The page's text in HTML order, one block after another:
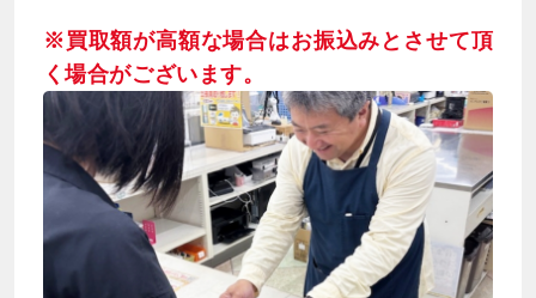
※買取額が高額な場合はお振込みとさせて頂
く場合がございます。